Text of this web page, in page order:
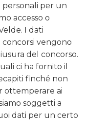
personali per un
accesso o
I dati
vengono
del concorso.
ci ha fornito il
finché non
ottemperare ai
soggetti a
dati per un certo